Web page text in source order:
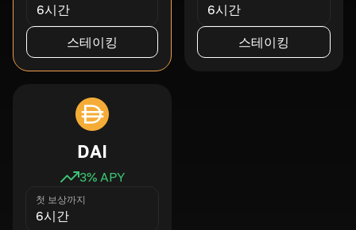
6시간
스테이킹
6시간
스테이킹
DAI
3% APY
첫 보상까지
6시간